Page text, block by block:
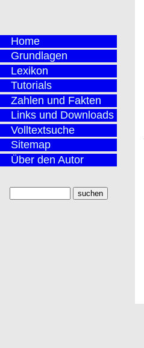
Home
Grundlagen
Lexikon
Tutorials
Zahlen und Fakten
Links und Downloads
Volltextsuche
Sitemap
Über den Autor